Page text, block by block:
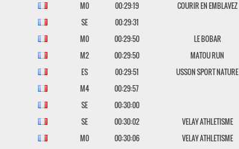
M0 00:29:19
COURIR EN EMBLAVEZ
SE 00:29:31
M0 00:29:50
LE BOBAR
M2 00:29:50 MATOU RUN
ES 00:29:51
USSON SPORT NATURE
M4
00:29:57
SE
00:30:00
SE 00:30:02
VELAY ATHLETISME
M0 00:30:06 VELAY ATHLETISME